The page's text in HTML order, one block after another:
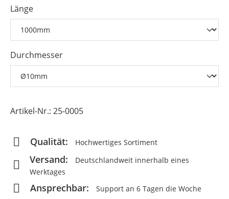
Komponenten für Dialysegeräte
Länge
Durchmesser
Artikel-Nr.: 25-0005
Qualität: Hochwertiges Sortiment
Versand:
Deutschlandweit innerhalb eines
Werktages
Ansprechbar: Support an 6 Tagen die Woche